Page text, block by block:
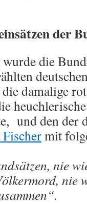
der
die
damalige
und den der
mit
nie
nie